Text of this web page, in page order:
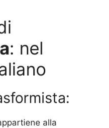
: nel
alla